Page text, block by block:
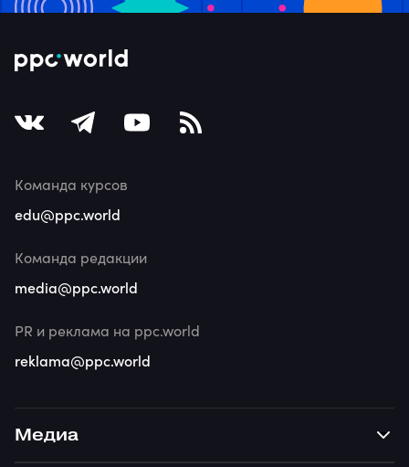
Медиа
Команда курсов
edu@ppc.world
Команда редакции
media@ppc.world
PR и реклама на ppc.world
reklama@ppc.world